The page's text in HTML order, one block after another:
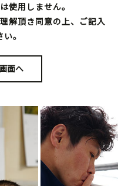
使用しません。
解頂き同意の上、ご記入
。